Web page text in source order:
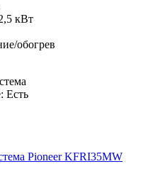
кВт
обогрев
Есть